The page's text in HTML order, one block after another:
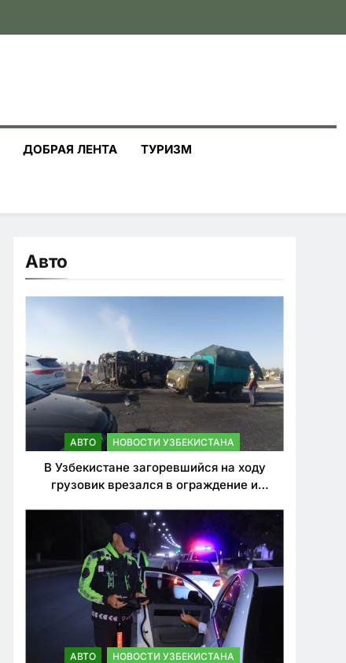
ДОБРАЯ ЛЕНТА ТУРИЗМ
Авто
АВТО НОВОСТИ УЗБЕКИСТАНА
В Узбекистане загоревшийся на ходу
грузовик врезался в ограждение и
АВТО НОВОСТИ УЗБЕКИСТАНА